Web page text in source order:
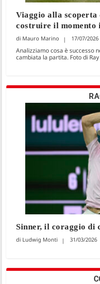
Viaggio alla
costruire il momento
Mauro Marino 17/07/2026
Analizziamo cosa è successo
cambiata la partita. Foto di
Sinner, il coraggio di
Ludwig Monti 31/03/2026